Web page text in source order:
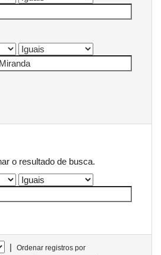
o resultado de busca.
|
Ordenar registros por